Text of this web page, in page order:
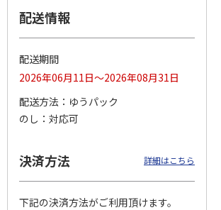
こ
金澤小町 KMC-15Ｒ
4.8
（4）
2,380円
(送料・税込)
配送情報
配送期間
2026年06月11日～2026年08月31日
配送方法
ゆうパック
のし
対応可
決済方法 詳細はこちら
下記の決済方法がご利用頂けます。